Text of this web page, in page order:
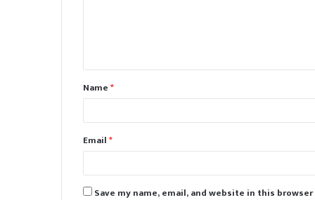
t
*Name*
Email*
Save my name, email, and website in this